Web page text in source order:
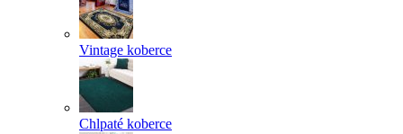
Vintage koberce
Chlpaté koberce